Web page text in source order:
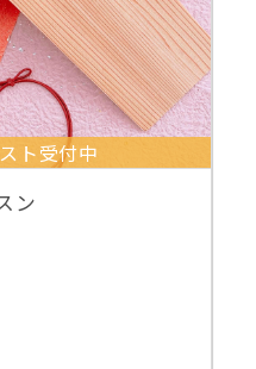
ト受付中
ン